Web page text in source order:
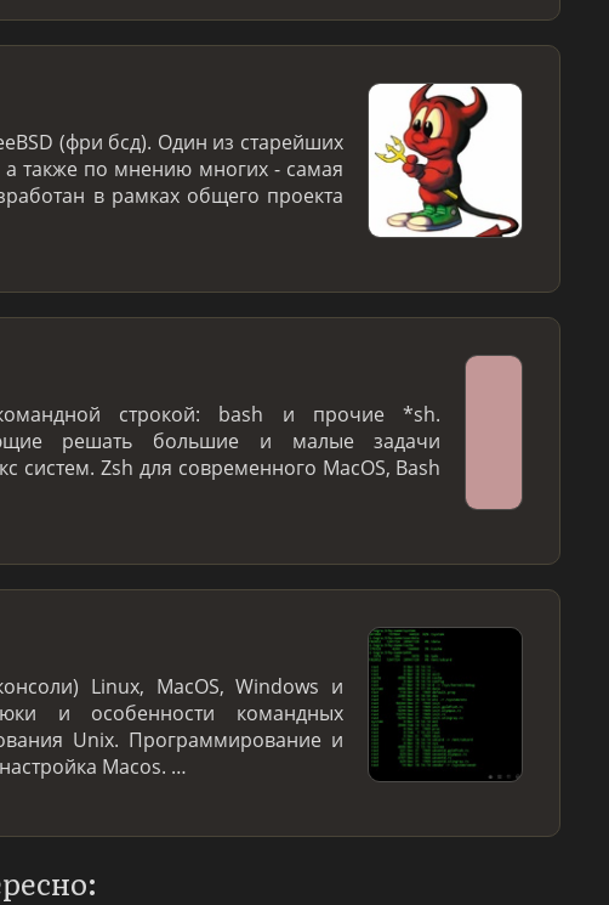
(фри бсд). Один из старейших
также по мнению многих - самая
в рамках общего проекта
строкой: bash и прочие *sh.
решать большие и малые задачи
Zsh для современного MacOS, Bash
Linux, MacOS, Windows и
и особенности командных
Unix. Программирование и
Macos. …